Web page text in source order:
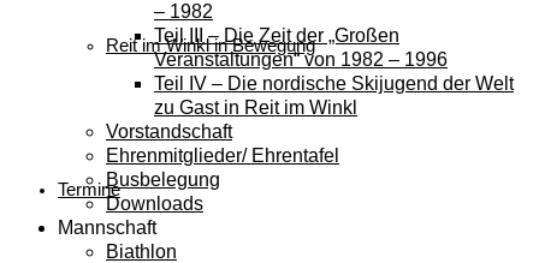
Reit im Winkl in Bewegung
Termine
– 1982
Teil III – Die Zeit der „Großen
Veranstaltungen“ von 1982 – 1996
Teil IV – Die nordische Skijugend der Welt
zu Gast in Reit im Winkl
Vorstandschaft
Ehrenmitglieder/ Ehrentafel
Busbelegung
Downloads
Mannschaft
Biathlon